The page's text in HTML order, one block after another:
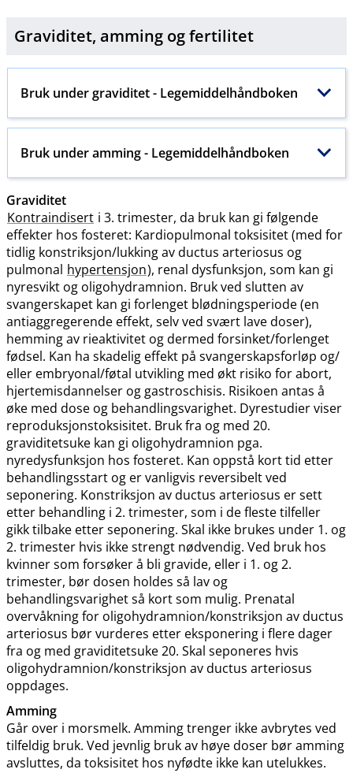
Graviditet, amming ogfertilitet
Bruk under graviditet - Legemiddelhåndboken
Bruk under amming - Legemiddelhåndboken
Graviditet
Kontraindisert i 3. trimester, da bruk kan gi følgende
effekter hos fosteret: Kardiopulmonal toksisitet (med for
tidlig konstriksjon​/​lukking av ductus arteriosus og
pulmonal hypertensjon), renal dysfunksjon, som kan gi
nyresvikt og oligohydramnion. Bruk ved slutten av
svangerskapet kan gi forlenget blødningsperiode (en
antiaggregerende effekt, selv ved svært lave doser),
hemming av rieaktivitet og dermed forsinket​/​forlenget
fødsel. Kan ha skadelig effekt på svangerskapsforløp og​/​
eller embryonal​/​føtal utvikling med økt risiko for abort,
hjertemisdannelser og gastroschisis. Risikoen antas å
øke med dose og behandlingsvarighet. Dyrestudier viser
reproduksjonstoksisitet. Bruk fra og med 20.
graviditetsuke kan gi oligohydramnion pga.
nyredysfunksjon hos fosteret. Kan oppstå kort tid etter
behandlingsstart og er vanligvis reversibelt ved
seponering. Konstriksjon av ductus arteriosus er sett
etter behandling i 2. trimester, som i de fleste tilfeller
gikk tilbake etter seponering. Skal ikke brukes under 1. og
2. trimester hvis ikke strengt nødvendig. Ved bruk hos
kvinner som forsøker å bli gravide, eller i 1. og 2.
trimester, bør dosen holdes så lav og
behandlingsvarighet så kort som mulig. Prenatal
overvåkning for oligohydramnion​/​konstriksjon av ductus
arteriosus bør vurderes etter eksponering i flere dager
fra og med graviditetsuke 20. Skal seponeres hvis
oligohydramnion​/​konstriksjon av ductus arteriosus
oppdages.
Amming
Går over i morsmelk. Amming trenger ikke avbrytes ved
tilfeldig bruk. Ved jevnlig bruk av høye doser bør amming
avsluttes, da toksisitet hos nyfødte ikke kan utelukkes.